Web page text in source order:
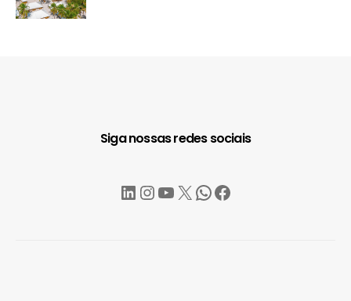
Siga nossas redes sociais
LinkedIn
Instagram
YouTube
X WhatsApp
Facebook